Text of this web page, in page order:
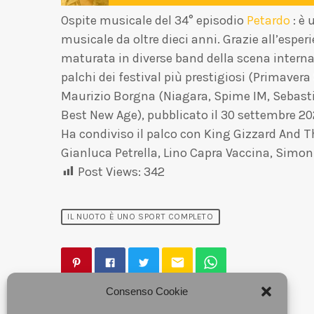
Consenso Cookie
Ospite musicale del 34° episodio Petardo : è
musicale da oltre dieci anni. Grazie
maturata in diverse band della scena
palchi dei festival più prestigiosi
Maurizio Borgna (Niagara, Spime IM,
Best New Age), pubblicato il 30 settembre
Ha condiviso il palco con King Gizzard And
Gianluca Petrella, Lino Capra Vaccina,
Post Views: 342
IL NUOTO È UNO SPORT COMPLETO
email